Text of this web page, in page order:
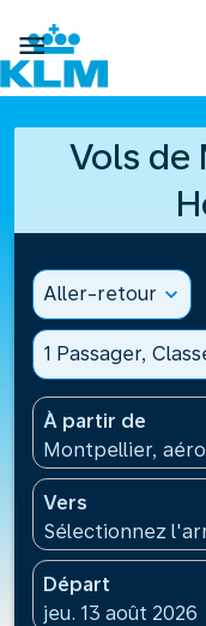

Vols de
Aller-retour expand_more
1 Passager,
À partir de
Montpellier,
Vers
Sélectionnez
Départ
fc-booking-
jeu. 13 août 2026